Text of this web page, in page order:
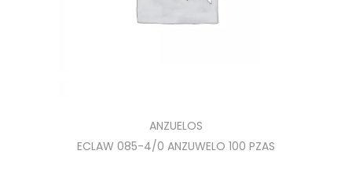
ANZUELOS
ECLAW 085-4/0 ANZUWELO 100 PZAS